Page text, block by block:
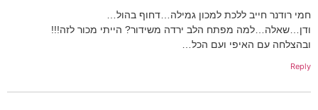
חמי רודנר חייב ללכת למכון גמילה…דחוף בהול…
ודן…שאלה…למה מפתח הלב ירדה משידור? הייתי מכור לזה!!!
ובהצלחה עם האיפי ועם הכל…
Reply